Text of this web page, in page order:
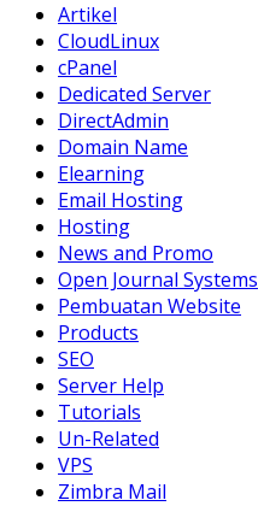
Artikel
CloudLinux
cPanel
Dedicated Server
DirectAdmin
Domain Name
Elearning
Email Hosting
Hosting
News and Promo
Open Journal Systems
Pembuatan Website
Products
SEO
Server Help
Tutorials
Un-Related
VPS
Zimbra Mail